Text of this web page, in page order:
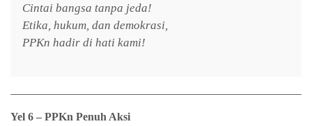
Cintai bangsa tanpa jeda!
Etika, hukum, dan demokrasi,
PPKn hadir di hati kami!
Yel 6 – PPKn Penuh Aksi